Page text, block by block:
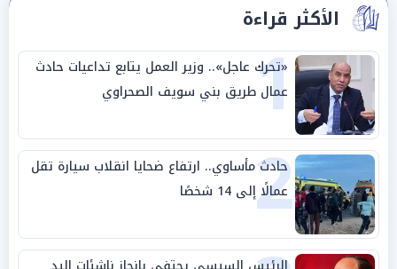
الأكثر قراءة
1
«تحرك عاجل».. وزير العمل يتابع تداعيات حادث
عمال طريق بني سويف الصحراوي
2
حادث مأساوي.. ارتفاع ضحايا انقلاب سيارة تقل
عمالًا إلى 14 شخصًا